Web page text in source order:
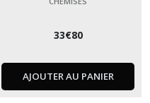
33€80
AJOUTER AU PANIER